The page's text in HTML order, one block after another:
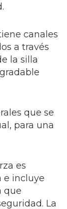
canales
a través
la silla
que se
para una
es
e incluye
que
La